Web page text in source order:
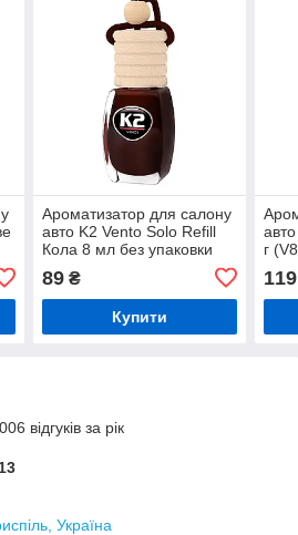
Ароматизатор для салону
авто K2 Vento Solo Refill
Кола 8 мл без упаковки
89₴
Купити
г
119
відгуків за рік
Україна